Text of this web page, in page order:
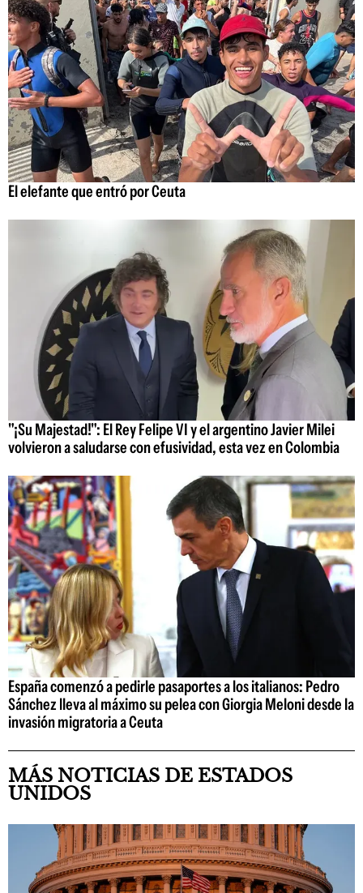
El elefante que entró por Ceuta
"¡Su Majestad!": El Rey Felipe VI y el argentino Javier Milei
volvieron a saludarse con efusividad, esta vez en Colombia
España comenzó a pedirle pasaportes a los italianos: Pedro
Sánchez lleva al máximo su pelea con Giorgia Meloni desde la
invasión migratoria a Ceuta
MÁS NOTICIAS DE ESTADOS
UNIDOS